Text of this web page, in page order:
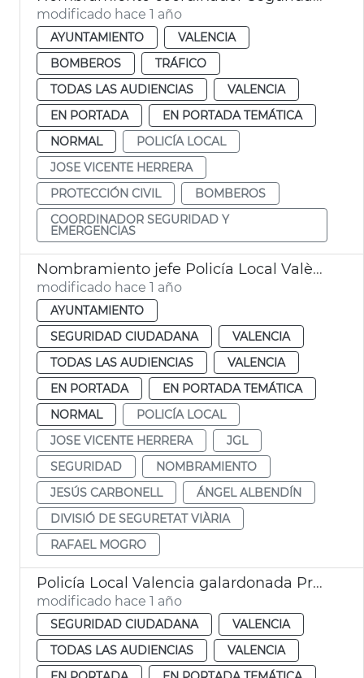
modificado hace 1 año
AYUNTAMIENTO
VALENCIA
BOMBEROS
TRÁFICO
TODAS LAS AUDIENCIAS
VALENCIA
EN PORTADA
EN PORTADA TEMÁTICA
NORMAL
POLICÍA LOCAL
JOSE VICENTE HERRERA
PROTECCIÓN CIVIL
BOMBEROS
COORDINADOR SEGURIDAD Y
EMERGENCIAS
Nombramiento jefe Policía Local València comisario Albendín
modificado hace 1 año
AYUNTAMIENTO
SEGURIDAD CIUDADANA
VALENCIA
TODAS LAS AUDIENCIAS
VALENCIA
EN PORTADA
EN PORTADA TEMÁTICA
NORMAL
POLICÍA LOCAL
JOSE VICENTE HERRERA
JGL
SEGURIDAD
NOMBRAMIENTO
JESÚS CARBONELL
ÁNGEL ALBENDÍN
DIVISIÓ DE SEGURETAT VIÀRIA
RAFAEL MOGRO
Policía Local Valencia galardonada Premios USEC
modificado hace 1 año
SEGURIDAD CIUDADANA
VALENCIA
TODAS LAS AUDIENCIAS
VALENCIA